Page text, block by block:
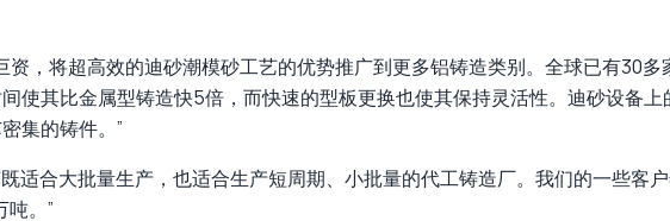
资，将超高效的迪砂潮模砂工艺的优势推广到更多铝铸造类别。全球已有30
使其比金属型铸造快5倍，而快速的型板更换也使其保持灵活性。迪砂设备
集的铸件。”
适合大批量生产，也适合生产短周期、小批量的代工铸造厂。我们的一些客
吨。”